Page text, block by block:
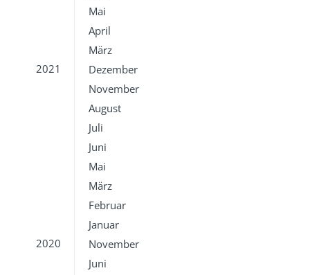
Mai
April
März
2021
Dezember
November
August
Juli
Juni
Mai
März
Februar
Januar
2020
November
Juni